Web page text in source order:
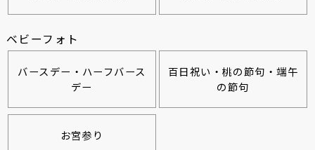
ベビーフォト
バースデー・ハーフバース
デー
百日祝い・桃の節句・端午
の節句
お宮参り